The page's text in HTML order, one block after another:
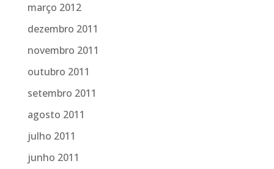
março 2012
dezembro 2011
novembro 2011
outubro 2011
setembro 2011
agosto 2011
julho 2011
junho 2011